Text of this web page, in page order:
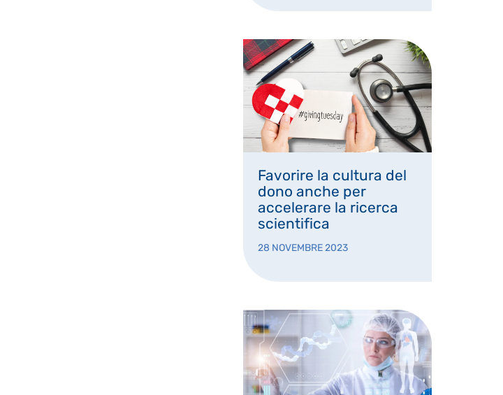
Favorire la cultura del
dono anche per
accelerare la ricerca
scientifica
28 NOVEMBRE 2023